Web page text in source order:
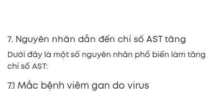
7. Nguyên nhân dẫn đến chỉ số AST tăng
Dưới đây là một số nguyên nhân phổ biến làm tăng
chỉ số AST:
7.1 Mắc bệnh viêm gan do virus